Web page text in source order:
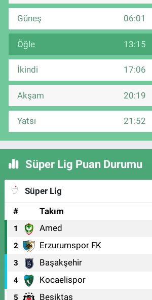
Güneş 06:01
Öğle 13:15
İkindi 17:06
Akşam 20:19
Yatsı 21:52
Süper Lig Puan Durumu
Süper Lig
#
Takım
1 Amed
2 Erzurumspor FK
3 Başakşehir
4 Kocaelispor
5 Beşiktaş